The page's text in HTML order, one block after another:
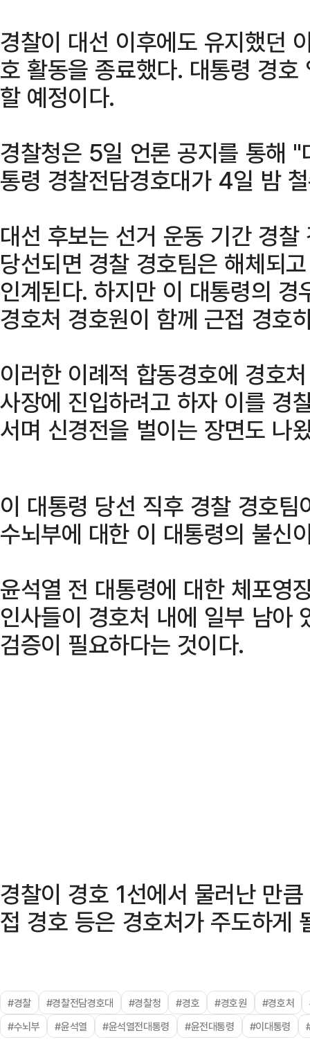
경찰이 대선 이후에도 유지했던
호 활동을 종료했다. 대통령 경
할 예정이다.
경찰청은 5일 언론 공지를 통해
통령 경찰전담경호대가 4일 밤
대선 후보는 선거 운동 기간 경
당선되면 경찰 경호팀은 해체되
인계된다. 하지만 이 대통령의
경호처 경호원이 함께 근접 경호
이러한 이례적 합동경호에 경호
사장에 진입하려고 하자 이를 경
서며 신경전을 벌이는 장면도 나
이 대통령 당선 직후 경찰 경호
수뇌부에 대한 이 대통령의 불신
윤석열 전 대통령에 대한 체포영
인사들이 경호처 내에 일부 남아
검증이 필요하다는 것이다.
경찰이 경호 1선에서 물러난 만
접 경호 등은 경호처가 주도하게
#경찰 #경찰전담경호대 #경찰청 #경호 #경호원 #경호처
#수뇌부
#윤석열 #윤석열전대통령 #윤전대통령 #이대통령